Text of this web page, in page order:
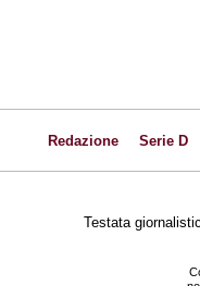
Redazione Serie D
Testata